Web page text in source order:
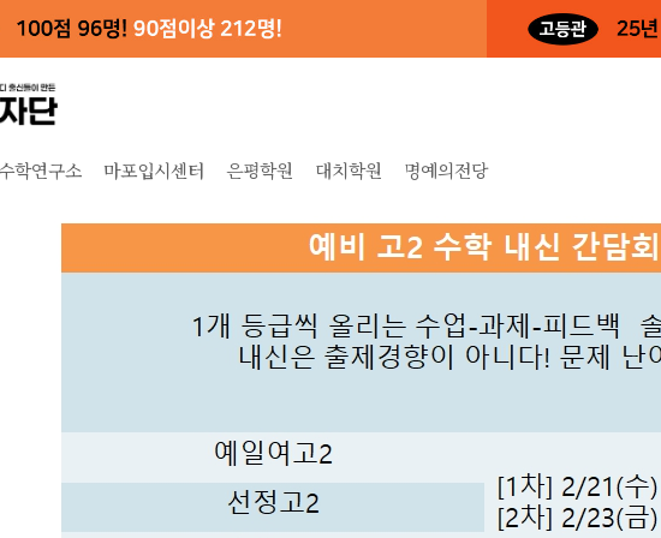
학연구소 마포입시센터 은평학원 대치학원 명예의전당